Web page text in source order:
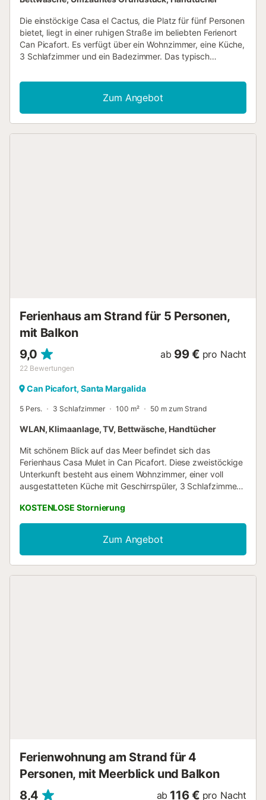
Die einstöckige Casa el Cactus, die Platz für fünf Personen
bietet, liegt in einer ruhigen Straße im beliebten Ferienort
Can Picafort. Es verfügt über ein Wohnzimmer, eine Küche,
3 Schlafzimmer und ein Badezimmer. Das typisch
Hochstuhl und einem Kinderbett ausgestattet. Auf der
überdachten Terrasse mit Gartenmöbeln und Grill können
Sie entspannte Abende verbringen. Feine Sandstrände in
der Bucht von Alcúdia sowie zahlreiche Restaurants, Bars
Zum Angebot
Ferienhaus am Strand für 5 Personen,
mit Balkon
9,0
22 Bewertungen
ab 99 € pro Nacht
Can Picafort, Santa Margalida
5 Pers. 3 Schlafzimmer 100 m² 50 m zum Strand
WLAN, Klimaanlage, TV, Bettwäsche, Handtücher
Mit schönem Blick auf das Meer befindet sich das
Ferienhaus Casa Mulet in Can Picafort. Diese zweistöckige
Unterkunft besteht aus einem Wohnzimmer, einer voll
ausgestatteten Küche mit Geschirrspüler, 3 Schlafzimmern
Ausstattung gehören außerdem Highspeed-WLAN mit
einem Arbeitsplatz für Homeoffice, Klimaanlage, eine
Waschmaschine sowie ein TV. Ein Babybett und ein
Hochstuhl sind ebenfalls vorhanden. Das Ferienhaus
verfügt über einen privaten Außenbereich mit einer
KOSTENLOSE Stornierung
Zum Angebot
Ferienwohnung am Strand für 4
Personen, mit Meerblick und Balkon
8,4
ab 116 € pro Nacht